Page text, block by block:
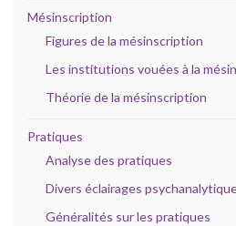
Mésinscription
Figures de la mésinscription
Les institutions vouées à la
Théorie de la mésinscription
Pratiques
Analyse des pratiques
Divers éclairages
Généralités sur les pratiques